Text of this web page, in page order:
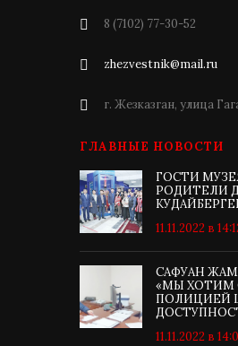
8 (7102) 77-30-52
zhezvestnik@mail.ru
г. Жезказган, улица
ГЛАВНЫЕ НОВОСТИ
ГОСТИ
РОДИТЕЛИ
11.11.2022 в
САФУАН
«МЫ ХОТИМ
ПОЛИЦИЕЙ
11.11.2022 в